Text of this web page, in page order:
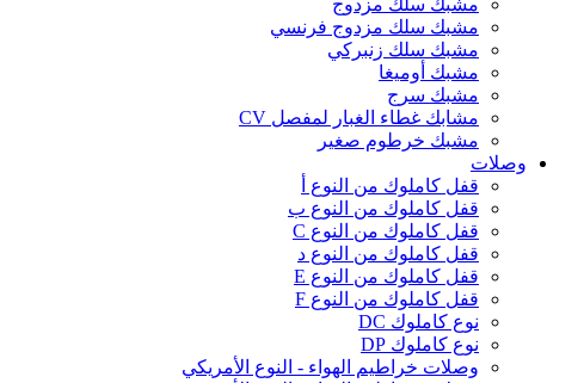
مشبك سلك مزدوج فرنسي
مشبك سلك زنبركي
مشبك أوميغا
مشبك سرج
مشابك غطاء الغبار لمفصل CV
مشبك خرطوم صغير
وصلات
قفل كاملوك من النوع أ
قفل كاملوك من النوع ب
قفل كاملوك من النوع C
قفل كاملوك من النوع د
قفل كاملوك من النوع E
قفل كاملوك من النوع F
نوع كاملوك DC
نوع كاملوك DP
وصلات خراطيم الهواء - النوع الأمريكي